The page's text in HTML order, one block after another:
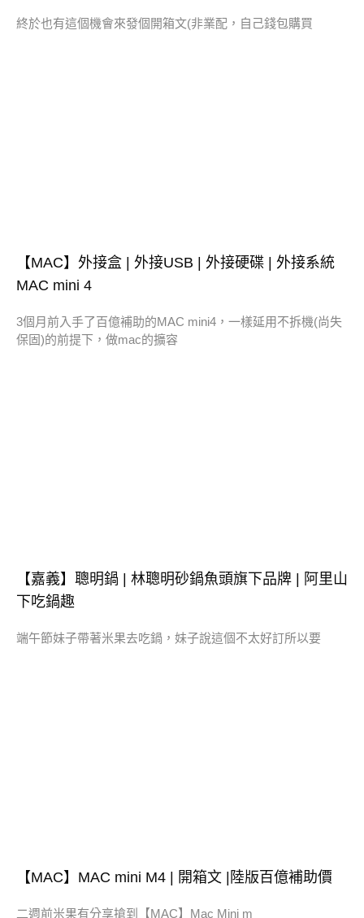
終於也有這個機會來發個開箱文(非業配，自己錢包購買
【MAC】外接盒 | 外接USB | 外接硬碟 | 外接系統
MAC mini 4
3個月前入手了百億補助的MAC mini4，一樣延用不拆機(尚失
保固)的前提下，做mac的擴容
【嘉義】聰明鍋 | 林聰明砂鍋魚頭旗下品牌 | 阿里山
下吃鍋趣
端午節妹子帶著米果去吃鍋，妹子說這個不太好訂所以要
【MAC】MAC mini M4 | 開箱文 |陸版百億補助價
二週前米果有分享搶到【MAC】Mac Mini m